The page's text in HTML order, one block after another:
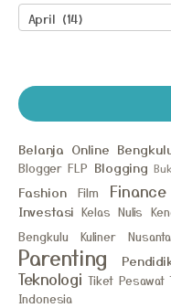
Belanja Online
Blogger FLP Blogging
Fashion Film Finance
Investasi Kelas Nulis
Bengkulu
Kuliner
Parenting
Teknologi Tiket Pesawat
Indonesia